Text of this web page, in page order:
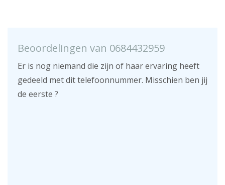
Beoordelingen van 0684432959
Er is nog niemand die zijn of haar ervaring heeft
gedeeld met dit telefoonnummer. Misschien ben jij
de eerste ?